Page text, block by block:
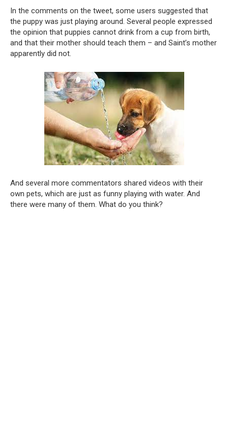
In the comments on the tweet, some users suggested that
the puppy was just playing around. Several people expressed
the opinion that puppies cannot drink from a cup from birth,
and that their mother should teach them – and Saint’s mother
apparently did not.
And several more commentators shared videos with their
own pets, which are just as funny playing with water. And
there were many of them. What do you think?